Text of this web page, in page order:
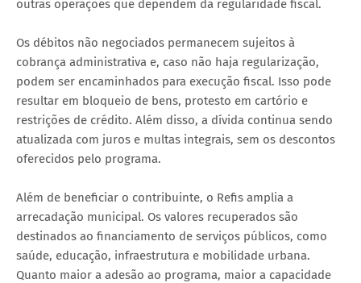
outras operações que dependem da regularidade fiscal.
Os débitos não negociados permanecem sujeitos à
cobrança administrativa e, caso não haja regularização,
podem ser encaminhados para execução fiscal. Isso pode
resultar em bloqueio de bens, protesto em cartório e
restrições de crédito. Além disso, a dívida continua sendo
atualizada com juros e multas integrais, sem os descontos
oferecidos pelo programa.
Além de beneficiar o contribuinte, o Refis amplia a
arrecadação municipal. Os valores recuperados são
destinados ao financiamento de serviços públicos, como
saúde, educação, infraestrutura e mobilidade urbana.
Quanto maior a adesão ao programa, maior a capacidade